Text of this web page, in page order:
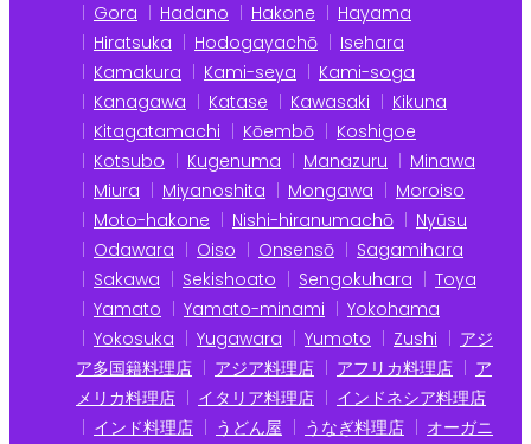
Gora
Hadano Hakone
Hayama
Hiratsuka
Hodogayachō
Isehara
Kamakura
Kami-seya
Kami-soga
Kanagawa
Katase Kawasaki
Kikuna
Kitagatamachi
Kōembō
Koshigoe
Kotsubo
Kugenuma Manazuru
Minawa
Miura
Miyanoshita Mongawa
Moroiso
Moto-hakone
Nishi-hiranumachō
Nyūsu
Odawara
Oiso Onsensō
Sagamihara
Sakawa
Sekishoato Sengokuhara
Toya
Yamato
Yamato-minami
Yokohama
Yokosuka
Yugawara Yumoto Zushi
アジ
ア多国籍料理店
アジア料理店 アフリカ料理店
ア
メリカ料理店
イタリア料理店
インドネシア料理店
インド料理店
うどん屋 うなぎ料理店
オーガニ